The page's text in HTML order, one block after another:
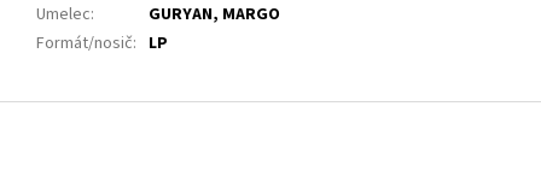
Umelec:
GURYAN, MARGO
Formát/nosič: LP